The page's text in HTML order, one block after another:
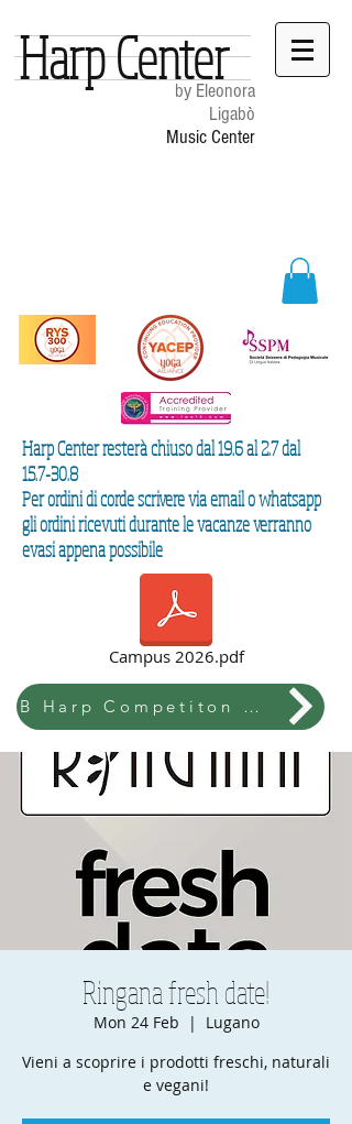
by Eleonora
Ligabò
Music Center
Harp Center
Harp Center resterà chiuso dal 19.6 al 2.7 dal
15.7-30.8
Per ordini di corde scrivere via email o whatsapp
gli ordini ricevuti durante le vacanze verranno
evasi appena possibile
Campus 2026.pdf
B Harp Competiton & Festival
Ringana fresh date!
Mon 24 Feb
  |
Lugano
Vieni a scoprire i prodotti freschi, naturali
e vegani!